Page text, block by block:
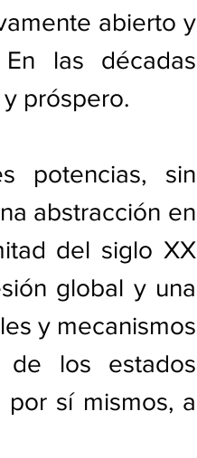
abierto y
las décadas
próspero.
potencias, sin
abstracción en
del siglo XX
global y una
y mecanismos
de los estados
sí mismos, a